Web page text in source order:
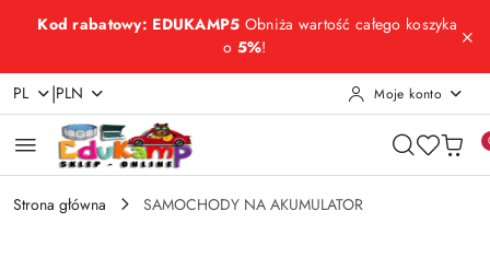
Przejdź do treści głównej
Przejdź do wyszukiwarki
Przejdź do moje konto
Przejdź do menu głównego
Przejdź do opisu produktu
Przejdź do stopki
Kod rabatowy: EDUKAMP5 Obniża wartość całego koszyka
o 5%!
PL |PLN Moje konto
Strona główna SAMOCHODY NA AKUMULATOR